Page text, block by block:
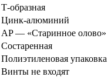
Т-образная
Цинк-алюминий
AP — «Старинное олово»
Состаренная
Полиэтиленовая упаковка
Винты не входят